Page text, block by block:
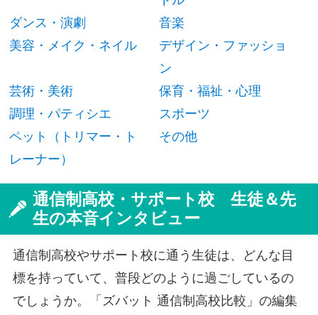
ダンス・演劇
音楽
美容・メイク・ネイル
デザイン・ファッショ
ン
芸術・美術
保育・福祉・心理
調理・パティシエ
スポーツ
ペット（トリマー・ト
レーナー）
その他
通信制高校・サポート校 生徒＆先
生の本音インタビュー
通信制高校やサポート校に通う生徒は、どんな目
標を持っていて、普段どのように過ごしているの
でしょうか。「ズバット 通信制高校比較」の編集